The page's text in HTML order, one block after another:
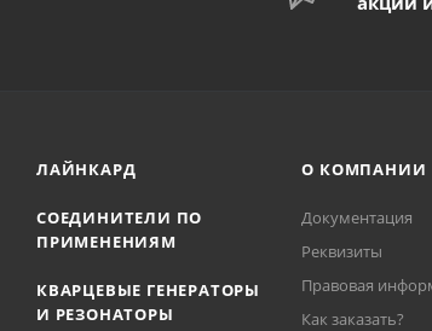
ЛАЙНКАРД
СОЕДИНИТЕЛИ ПО
ПРИМЕНЕНИЯМ
КВАРЦЕВЫЕ ГЕНЕРАТОРЫ
И РЕЗОНАТОРЫ
О КОМПАНИИ
Документация
Реквизиты
Правовая
Как заказать?